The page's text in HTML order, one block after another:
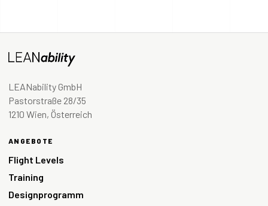
LEANability GmbH
Pastorstraße 28/35
1210 Wien, Österreich
ANGEBOTE
Flight Levels
Training
Designprogramm